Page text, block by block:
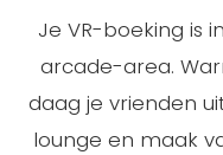
Je VR-boeking is
arcade-area.
daag je vrienden
lounge en maak